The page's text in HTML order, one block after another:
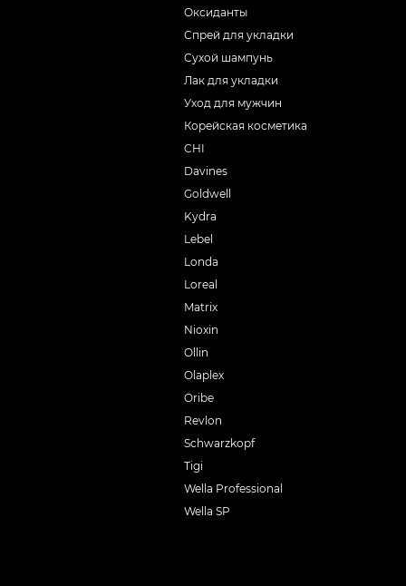
Оксиданты
Спрей для укладки
Сухой шампунь
Лак для укладки
Уход для мужчин
Корейская косметика
CHI
Davines
Goldwell
Kydra
Lebel
Londa
Loreal
Matrix
Nioxin
Ollin
Olaplex
Oribe
Revlon
Schwarzkopf
Tigi
Wella Professional
Wella SP